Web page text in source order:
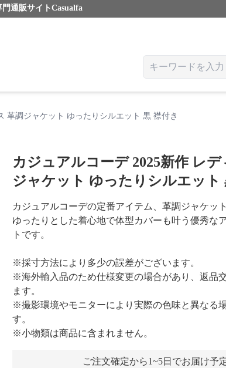
門通販サイト Casualfa
革調ジャケット ゆったりシルエット 黒 襟付き
カジュアルコーデ 2025新作 レデ
ジャケット ゆったりシルエット
カジュアルコーデの定番アイテム、革調ジャケッ
ゆったりとした着心地で体型カバーも叶う優秀な
トです。
※採寸方法により多少の誤差がございます。
※海外輸入品のため仕様変更の場合があり、返品
ます。
※撮影環境やモニターにより実際の色味と異なる
す。
※小物類は商品に含まれません。
ご注文確定から1~5日でお届け予